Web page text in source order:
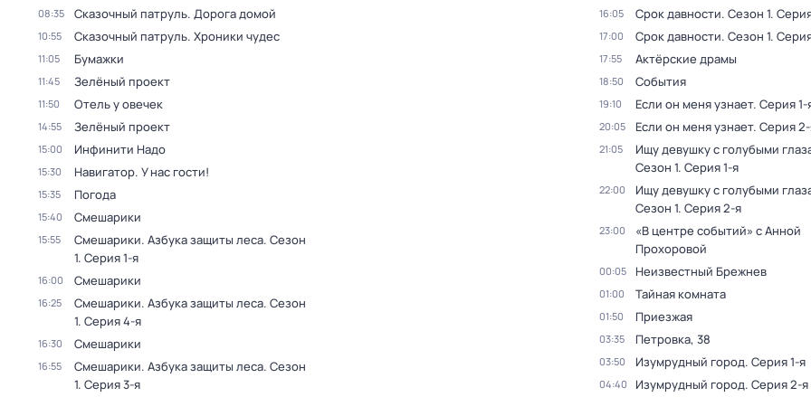
08:35 Сказочный патруль. Дорога домой
10:55 Сказочный патруль. Хроники чудес
11:05 Бумажки
11:45 Зелёный проект
11:50 Отель у овечек
14:55 Зелёный проект
15:00 Инфинити Надо
15:30 Навигатор. У нас гости!
15:35 Погода
15:40 Смешарики
15:55 Смешарики. Азбука защиты леса. Сезон
1. Серия 1-я
16:00 Смешарики
16:25 Смешарики. Азбука защиты леса. Сезон
1. Серия 4-я
16:30 Смешарики
16:55 Смешарики. Азбука защиты леса. Сезон
1. Серия 3-я
16:05 Срок давности. Сезон 1.
17:00 Срок давности. Сезон 1.
17:55 Актёрские драмы
18:50 События
19:10 Если он меня узнает. Серия 1-
20:05 Если он меня узнает. Серия
21:05 Ищу девушку с голубыми
Сезон 1. Серия 1-я
22:00 Ищу девушку с голубыми
Сезон 1. Серия 2-я
23:00
«В центре событий» с Анной
Прохоровой
00:05 Неизвестный Брежнев
01:00 Тайная комната
01:50 Приезжая
03:35 Петровка, 38
03:50 Изумрудный город. Серия 1-я
04:40 Изумрудный город. Серия 2-я